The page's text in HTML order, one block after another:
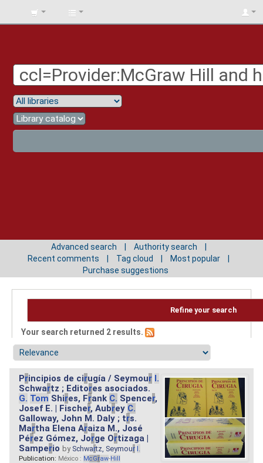
BIBLIOTECA
Advanced search
Authority search
Recent comments
Tag cloud
Most popular
Purchase suggestions
Refine your search
Your search returned 2 results.
Principios de cirugía / Seymour I.
Schwartz ; Editores asociados.
G. Tom Shires, Frank C. Spencer,
Josef E. | Fischer, Aubrey C.
Galloway, John M. Daly ; trs.
Martha Elena Araiza M., José
Pérez Gómez, Jorge Ortizaga |
Samperio by Schwartz, Seymour I.
Publication: México : McGraw-Hill